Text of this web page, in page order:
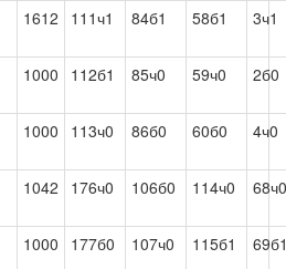
1612 111ч1 84б1 58б1 3ч1
1000 112б1 85ч0 59ч0 2б0
1000 113ч0 86б0 60б0 4ч0
1042 176ч0 106б0 114ч0 68ч0
1000 177б0 107ч0 115б1